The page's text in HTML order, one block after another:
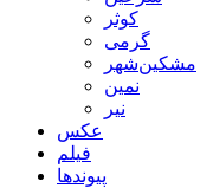
کوثر
گرمی
مشکین‌شهر
نمین
نیر
عکس
فیلم
پیوندها